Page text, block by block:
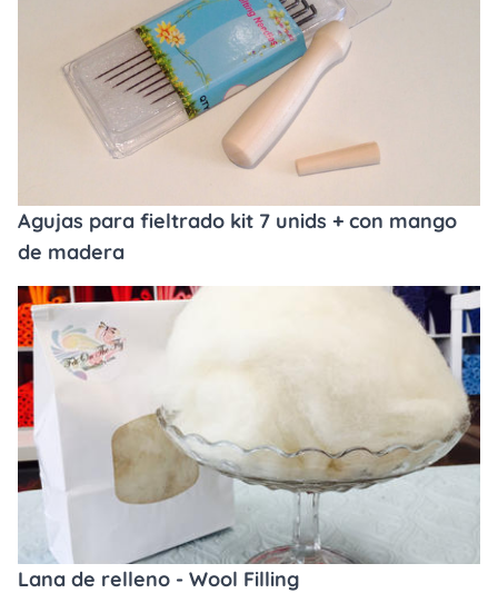
Agujas para fieltrado kit 7 unids + con mango
de madera
Lana de relleno - Wool Filling